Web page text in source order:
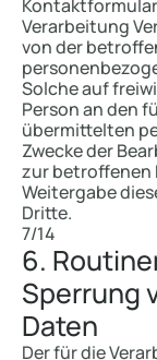
Verarbeitung
von der
Solche auf
Person an den
übermittelten
Zwecke der
zur betroffenen
Weitergabe
Dritte.
7/14
6.
Sperrung
Daten
Der für die